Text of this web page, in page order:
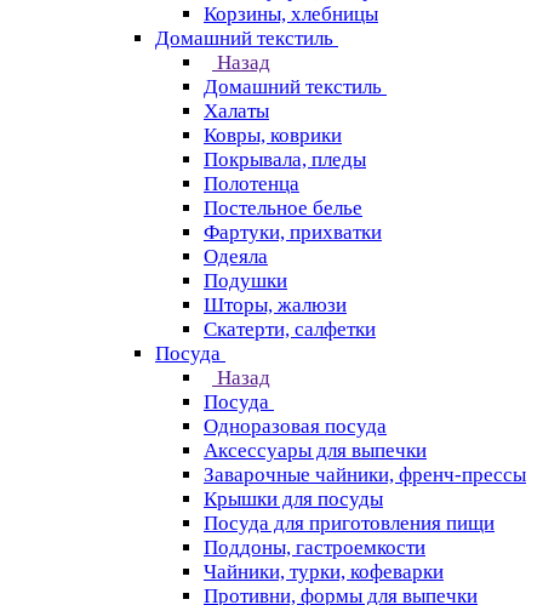
Корзины, хлебницы
Домашний текстиль
Назад
Домашний текстиль
Халаты
Ковры, коврики
Покрывала, пледы
Полотенца
Постельное белье
Фартуки, прихватки
Одеяла
Подушки
Шторы, жалюзи
Скатерти, салфетки
Посуда
Назад
Посуда
Одноразовая посуда
Аксессуары для выпечки
Заварочные чайники, френч-прессы
Крышки для посуды
Посуда для приготовления пищи
Поддоны, гастроемкости
Чайники, турки, кофеварки
Противни, формы для выпечки